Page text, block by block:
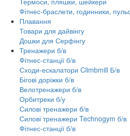
Фітнес-браслети, годинники,
Плавання
Товари для дайвінгу
Дошки для Серфінгу
Тренажери б/в
Фітнес-станції б/в
Сходи-ескалатори Climbmill Б/в
Бігові доріжки б/в
Велотренажери б/в
Орбитреки б/у
Силові тренажери б/в
Силові тренажери Technogym б/в
Фітнес-станції б/в